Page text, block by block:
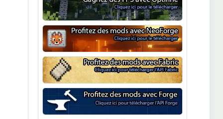
Optifine
NeoForge
Minecraft Fabric
Minecraft Forge